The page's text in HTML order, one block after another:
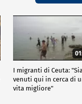
I migranti di Ceuta:
venuti qui in cerca di
vita migliore"